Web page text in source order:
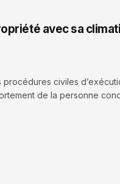
avec sa
procédures civiles
de la personne